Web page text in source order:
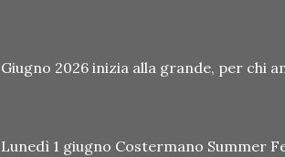
Giugno 2026 inizia alla grande, per chi
Lunedì 1 giugno Costermano Summer